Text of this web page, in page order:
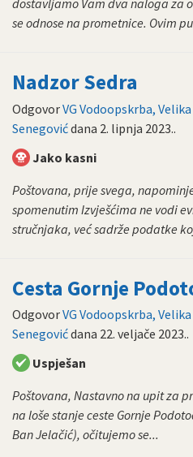
dostavljamo Vam dva naloga za
se odnose na prometnice. Ovim
Nadzor Sedra
OdgovorVG Vodoopskrba,
Senegovićdana 2. lipnja 2023..
Jako kasni
Poštovana, prije svega,
spomenutim Izvješćima ne vodi
stručnjaka, već sadrže podatke
Cesta Gornje
OdgovorVG Vodoopskrba,
Senegovićdana 22. veljače 2023..
Uspješan
Poštovana, Nastavno na upit za
na loše stanje ceste Gornje
Ban Jelačić), očitujemo se...